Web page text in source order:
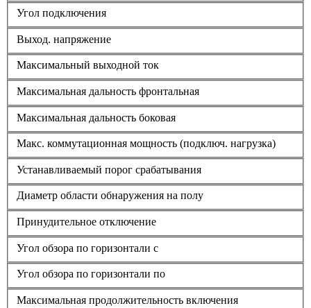
Угол подключения
Выход. напряжение
Максимальный выходной ток
Максимальная дальность фронтальная
Максимальная дальность боковая
Макс. коммутационная мощность (подключ. нагрузка)
Устанавливаемый порог срабатывания
Диаметр области обнаружения на полу
Принудительное отключение
Угол обзора по горизонтали с
Угол обзора по горизонтали по
Максимальная продолжительность включения